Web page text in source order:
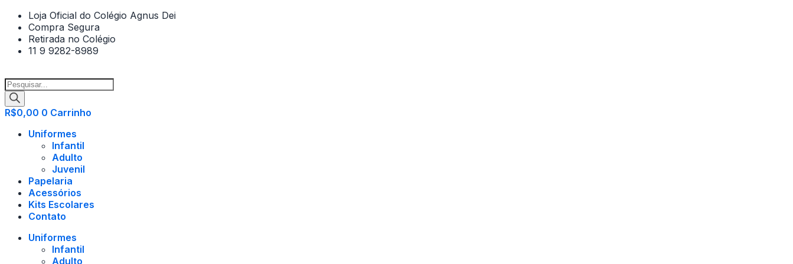
para
conteúdo
Loja Oficial do Colégio Agnus Dei
Compra Segura
Retirada no Colégio
11 9 9282-8989
Pesquisar
produtos
R$0,00 0 Carrinho
Uniformes
Infantil
Adulto
Juvenil
Papelaria
Acessórios
Kits Escolares
Contato
Uniformes
Infantil
Adulto